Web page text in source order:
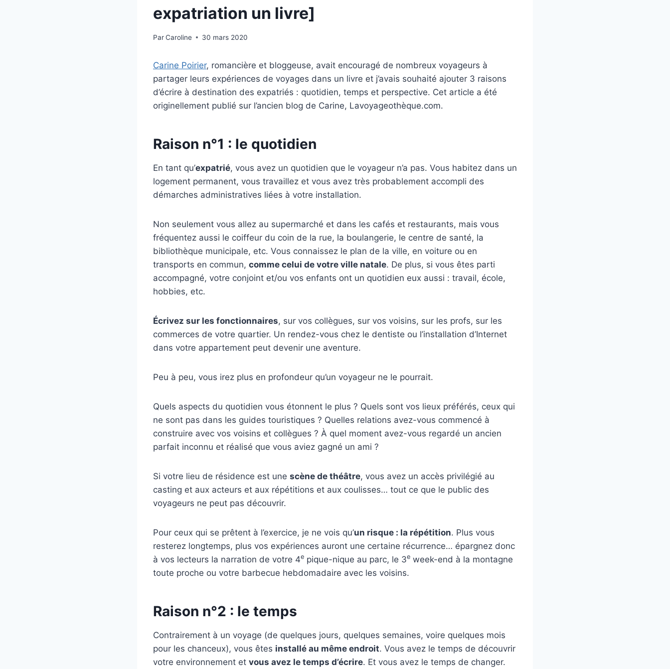
expatriation un livre]
ParCaroline 30 mars 2020
Carine Poirier, romancière et bloggeuse, avait encouragé de nombreux voyageurs à
partager leurs expériences de voyages dans un livre et j’avais souhaité ajouter 3 raisons
d’écrire à destination des expatriés : quotidien, temps et perspective. Cet article a été
originellement publié sur l’ancien blog de Carine, Lavoyageothèque.com.
Raison n°1 : le quotidien
En tant qu’expatrié, vous avez un quotidien que le voyageur n’a pas. Vous habitez dans un
logement permanent, vous travaillez et vous avez très probablement accompli des
démarches administratives liées à votre installation.
Non seulement vous allez au supermarché et dans les cafés et restaurants, mais vous
fréquentez aussi le coiffeur du coin de la rue, la boulangerie, le centre de santé, la
bibliothèque municipale, etc. Vous connaissez le plan de la ville, en voiture ou en
transports en commun, comme celui de votre ville natale. De plus, si vous êtes parti
accompagné, votre conjoint et/ou vos enfants ont un quotidien eux aussi : travail, école,
hobbies, etc.
Écrivez sur les fonctionnaires, sur vos collègues, sur vos voisins, sur les profs, sur les
commerces de votre quartier. Un rendez-vous chez le dentiste ou l’installation d’Internet
dans votre appartement peut devenir une aventure.
Peu à peu, vous irez plus en profondeur qu’un voyageur ne le pourrait.
Quels aspects du quotidien vous étonnent le plus ? Quels sont vos lieux préférés, ceux qui
ne sont pas dans les guides touristiques ? Quelles relations avez-vous commencé à
construire avec vos voisins et collègues ? À quel moment avez-vous regardé un ancien
parfait inconnu et réalisé que vous aviez gagné un ami ?
Si votre lieu de résidence est une scène de théâtre, vous avez un accès privilégié au
casting et aux acteurs et aux répétitions et aux coulisses… tout ce que le public des
voyageurs ne peut pas découvrir.
Pour ceux qui se prêtent à l’exercice, je ne vois qu’un risque : la répétition. Plus vous
resterez longtemps, plus vos expériences auront une certaine récurrence… épargnez donc
à vos lecteurs la narration de votre 4e pique-nique au parc, le 3e week-end à la montagne
toute proche ou votre barbecue hebdomadaire avec les voisins.
Raison n°2 : le temps
Contrairement à un voyage (de quelques jours, quelques semaines, voire quelques mois
pour les chanceux), vous êtes installé au même endroit. Vous avez le temps de découvrir
votre environnement et vous avez le temps d’écrire. Et vous avez le temps de changer.